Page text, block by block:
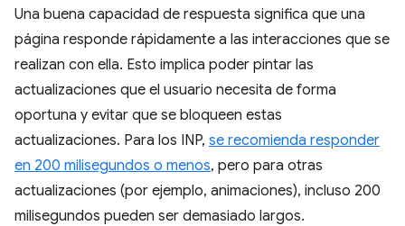
Una buena capacidad de respuesta significa que una
página responde rápidamente a las interacciones que se
realizan con ella. Esto implica poder pintar las
actualizaciones que el usuario necesita de forma
oportuna y evitar que se bloqueen estas
actualizaciones. Para los INP, se recomienda responder
en 200 milisegundos o menos, pero para otras
actualizaciones (por ejemplo, animaciones), incluso 200
milisegundos pueden ser demasiado largos.